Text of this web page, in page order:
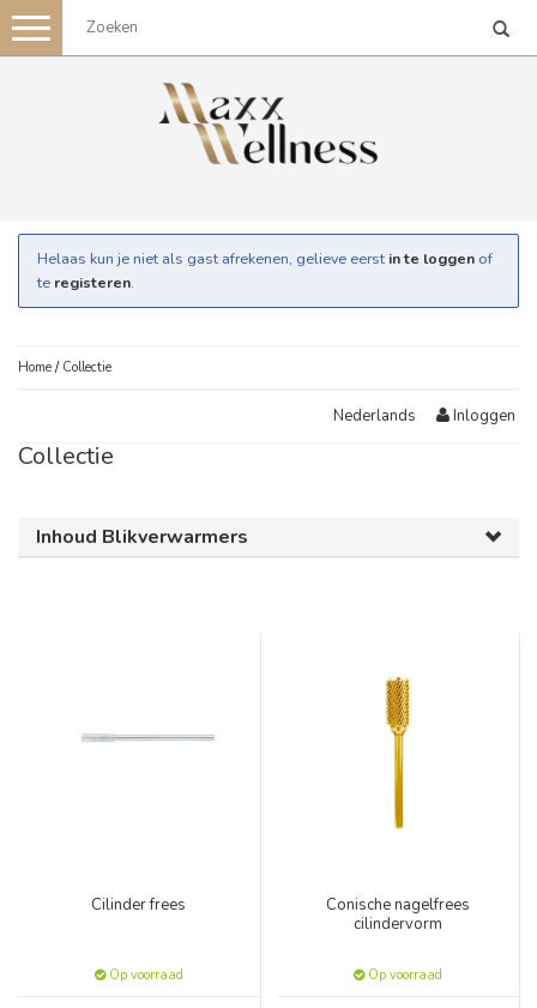
Toggle
navigation
Helaas kun je niet als gast afrekenen, gelieve eerst in te loggen of
te registeren.
Home / Collectie
Nederlands Inloggen
Collectie
Inhoud Blikverwarmers
Cilinder frees
Op voorraad
Conische nagelfrees
cilindervorm
Op voorraad